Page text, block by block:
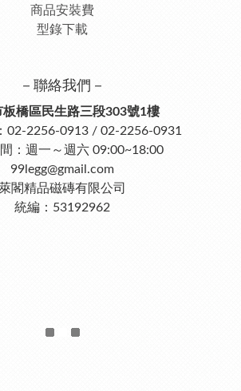
商品安裝費
型錄下載
－聯絡我們－
板橋區民生路三段303號1樓
02-2256-0913 / 02-2256-0931
：週一～週六 09:00~18:00
99legg@gmail.com
萊閣精品磁磚有限公司
統編：53192962